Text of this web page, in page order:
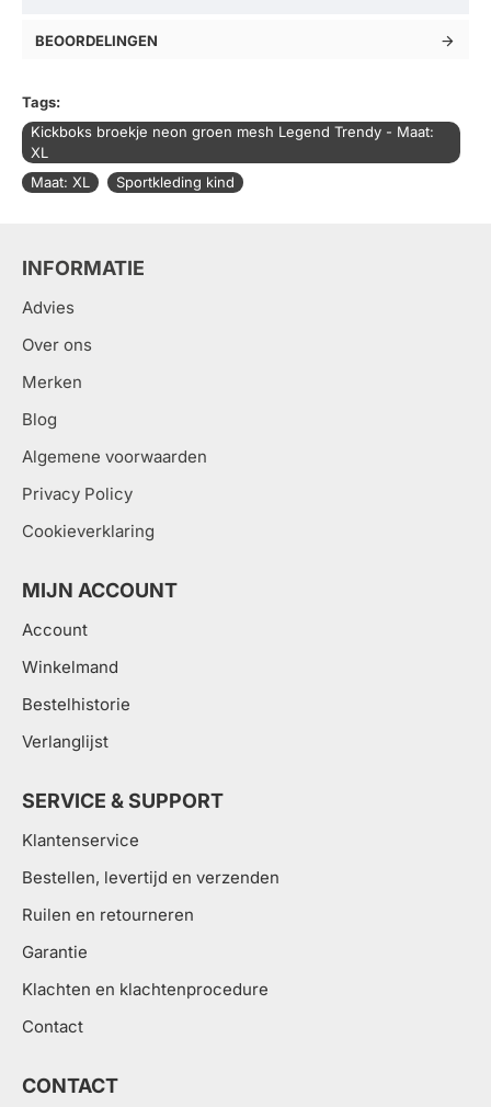
BEOORDELINGEN
Tags:
Kickboks broekje neon groen mesh Legend Trendy - Maat:
XL
Maat: XL
Sportkleding kind
INFORMATIE
Advies
Over ons
Merken
Blog
Algemene voorwaarden
Privacy Policy
Cookieverklaring
MIJN ACCOUNT
Account
Winkelmand
Bestelhistorie
Verlanglijst
SERVICE & SUPPORT
Klantenservice
Bestellen, levertijd en verzenden
Ruilen en retourneren
Garantie
Klachten en klachtenprocedure
Contact
CONTACT